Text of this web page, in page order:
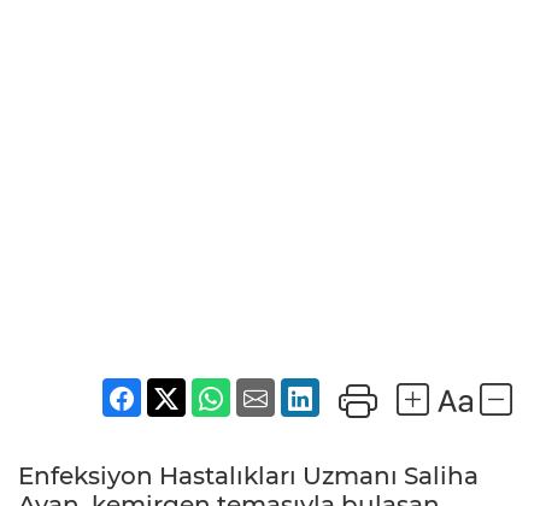
Enfeksiyon Hastalıkları Uzmanı Saliha